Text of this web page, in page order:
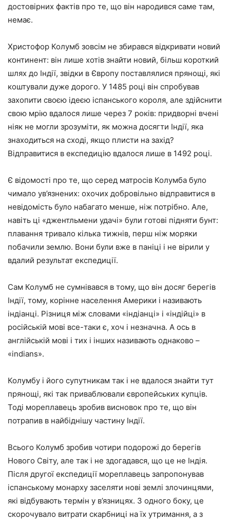
достовірних фактів про те, що він народився саме там,
немає.
Христофор Колумб зовсім не збирався відкривати новий
континент: він лише хотів знайти новий, більш короткий
шлях до Індії, звідки в Європу поставлялися прянощі, які
коштували дуже дорого. У 1485 році він спробував
захопити своєю ідеєю іспанського короля, але здійснити
свою мрію вдалося лише через 7 років: придворні вчені
ніяк не могли зрозуміти, як можна досягти Індії, яка
знаходиться на сході, якщо плисти на захід?
Відправитися в експедицію вдалося лише в 1492 році.
Є відомості про те, що серед матросів Колумба було
чимало ув’язнених: охочих добровільно відправитися в
невідомість було набагато менше, ніж потрібно. Але,
навіть ці «джентльмени удачі» були готові підняти бунт:
плавання тривало кілька тижнів, перш ніж моряки
побачили землю. Вони були вже в паніці і не вірили у
вдалий результат експедиції.
Сам Колумб не сумнівався в тому, що він досяг берегів
Індії, тому, корінне населення Америки і називають
індіанці. Різниця між словами «індіанці» і «індійці» в
російській мові все-таки є, хоч і незначна. А ось в
англійській мові і тих і інших називають однаково –
«indians».
Колумбу і його супутникам так і не вдалося знайти тут
прянощі, які так приваблювали європейських купців.
Тоді мореплавець зробив висновок про те, що він
потрапив в найбіднішу частину Індії.
Всього Колумб зробив чотири подорожі до берегів
Нового Світу, але так і не здогадався, що це не Індія.
Після другої експедиції мореплавець запропонував
іспанському монарху заселяти нові землі злочинцями,
які відбувають термін у в’язницях. З одного боку, це
скорочувало витрати скарбниці на їх утримання, а з